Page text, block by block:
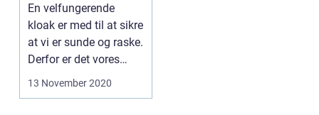
En velfungerende
kloak er med til at sikre
at vi er sunde og raske.
Derfor er det vores
pligt som hu...
13 November 2020